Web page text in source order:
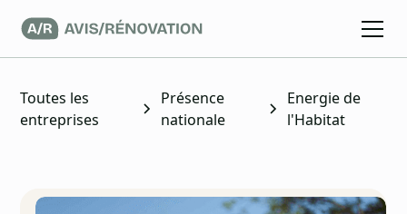
Toutes les
entreprises
Présence
nationale
Energie de
l'Habitat